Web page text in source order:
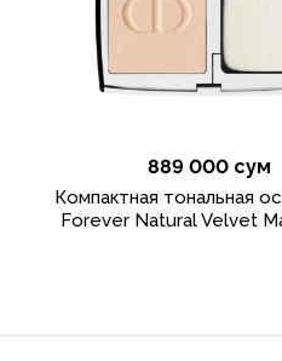
889 000 сум
Компактная тональная
Forever Natural Velvet